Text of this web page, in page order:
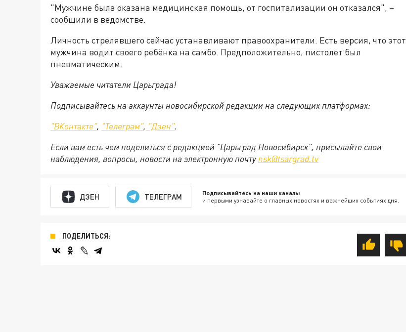
"Мужчине была оказана медицинская помощь, от госпитализации он отказался", –
сообщили в ведомстве.
Личность стрелявшего сейчас устанавливают правоохранители. Есть версия, что этот
мужчина водит своего ребёнка на самбо. Предположительно, пистолет был
пневматическим.
Уважаемые читатели Царьграда!
Подписывайтесь на аккаунты новосибирской редакции на следующих платформах:
"ВКонтакте", "Телеграм", "Дзен".
Если вам есть чем поделиться с редакцией "Царьград Новосибирск", присылайте свои
наблюдения, вопросы, новости на электронную почту nsk@tsargrad.tv
ДЗЕН ТЕЛЕГРАМ Подписывайтесь на наши каналы
и первыми узнавайте о главных новостях и важнейших событиях дня.
ПОДЕЛИТЬСЯ: